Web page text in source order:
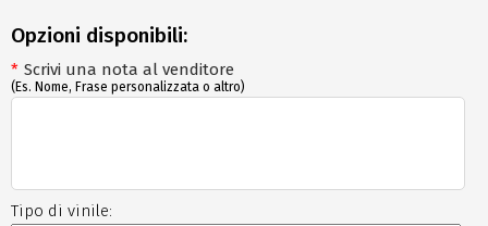
Opzioni disponibili:
Tipo di vinile:
* Scrivi una nota al venditore
(Es. Nome, Frase personalizzata o altro)